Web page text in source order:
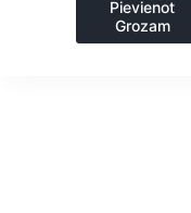
Pievienot
Grozam